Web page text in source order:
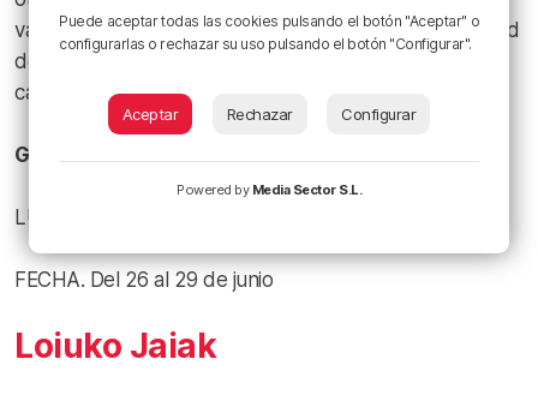
vascas, punto morado organizado por la Mancomunidad
de Enkarterri, espectáculo con “El hombre de las mil
caras” o verbena con Insomnio Band.
Galdames
LUGAR. Galdames
FECHA. Del 26 al 29 de junio
Loiuko Jaiak
Puede aceptar todas las cookies pulsando el botón "Aceptar" o
configurarlas o rechazar su uso pulsando el botón "Configurar".
Aceptar Rechazar Configurar
Powered by Media Sector S.L.